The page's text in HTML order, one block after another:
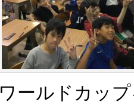
ワールドカッ